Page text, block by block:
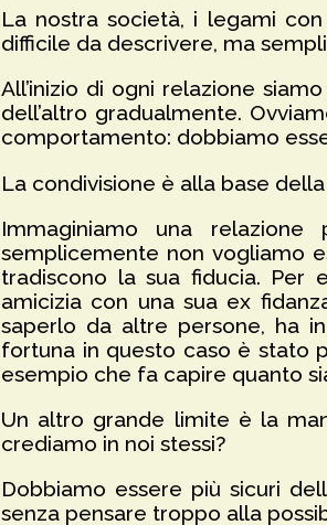
La nostra società, i legami
difficile da descrivere, ma
All’inizio di ogni relazione
dell’altro gradualmente.
comportamento: dobbiamo
La condivisione è alla base
Immaginiamo una
semplicemente non vogliamo
tradiscono la sua fiducia. Per
amicizia con una sua ex
saperlo da altre persone, ha
fortuna in questo caso è stato
esempio che fa capire quanto
Un altro grande limite è la
crediamo in noi stessi?
Dobbiamo essere più sicuri
senza pensare troppo alla